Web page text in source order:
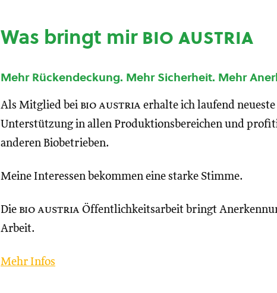
Was bringt mirbio austria
Mehr Rückendeckung. Mehr Sicherheit. Mehr
Als Mitglied bei bio austria erhalte ich laufend
Unterstützung in allen Produktionsbereichen und
anderen Biobetrieben.
Meine Interessen bekommen eine starke Stimme.
Die bio austria Öffentlichkeitsarbeit bringt
Arbeit.
Mehr Infos